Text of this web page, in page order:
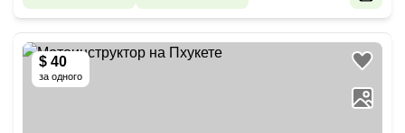
$ 40
за одного